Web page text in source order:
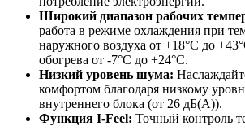
Широкий диапазон рабочих
работа в режиме охлаждения при
наружного воздуха от +18°С до
обогрева от -7°С до +24°С.
Низкий уровень шума:
комфортом благодаря низкому
внутреннего блока (от 26 дБ(А)).
Функция I-Feel: Точный контроль